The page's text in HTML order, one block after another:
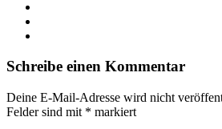
Schreibe einen Kommentar
Deine E-Mail-Adresse wird nicht
Felder sind mit * markiert